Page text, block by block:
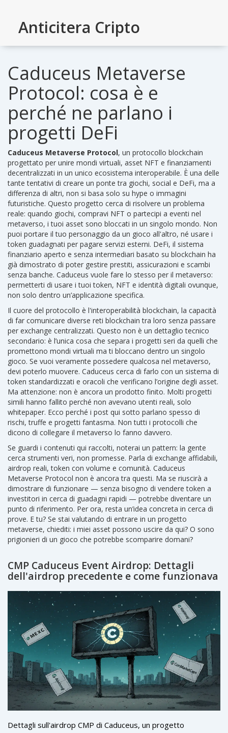
Anticitera Cripto
Caduceus Metaverse
Protocol: cosa è e
perché ne parlano i
progetti DeFi
Caduceus Metaverse Protocol, un protocollo blockchain
progettato per unire mondi virtuali, asset NFT e finanziamenti
decentralizzati in un unico ecosistema interoperabile. È una delle
tante tentativi di creare un ponte tra giochi, social e DeFi, ma a
differenza di altri, non si basa solo su hype o immagini
futuristiche. Questo progetto cerca di risolvere un problema
reale: quando giochi, compravi NFT o partecipi a eventi nel
metaverso, i tuoi asset sono bloccati in un singolo mondo. Non
puoi portare il tuo personaggio da un gioco all'altro, né usare i
token guadagnati per pagare servizi esterni. DeFi, il sistema
finanziario aperto e senza intermediari basato su blockchain ha
già dimostrato di poter gestire prestiti, assicurazioni e scambi
senza banche. Caduceus vuole fare lo stesso per il metaverso:
permetterti di usare i tuoi token, NFT e identità digitali ovunque,
non solo dentro un’applicazione specifica.
Il cuore del protocollo è l'interoperabilità blockchain, la capacità
di far comunicare diverse reti blockchain tra loro senza passare
per exchange centralizzati. Questo non è un dettaglio tecnico
secondario: è l’unica cosa che separa i progetti seri da quelli che
promettono mondi virtuali ma ti bloccano dentro un singolo
gioco. Se vuoi veramente possedere qualcosa nel metaverso,
devi poterlo muovere. Caduceus cerca di farlo con un sistema di
token standardizzati e oracoli che verificano l’origine degli asset.
Ma attenzione: non è ancora un prodotto finito. Molti progetti
simili hanno fallito perché non avevano utenti reali, solo
whitepaper. Ecco perché i post qui sotto parlano spesso di
rischi, truffe e progetti fantasma. Non tutti i protocolli che
dicono di collegare il metaverso lo fanno davvero.
Se guardi i contenuti qui raccolti, noterai un pattern: la gente
cerca strumenti veri, non promesse. Parla di exchange affidabili,
airdrop reali, token con volume e comunità. Caduceus
Metaverse Protocol non è ancora tra questi. Ma se riuscirà a
dimostrare di funzionare — senza bisogno di vendere token a
investitori in cerca di guadagni rapidi — potrebbe diventare un
punto di riferimento. Per ora, resta un’idea concreta in cerca di
prove. E tu? Se stai valutando di entrare in un progetto
metaverse, chiediti: i miei asset possono uscire da qui? O sono
prigionieri di un gioco che potrebbe scomparire domani?
CMP Caduceus Event Airdrop: Dettagli
dell'airdrop precedente e come funzionava
Dettagli sull'airdrop CMP di Caduceus, un progetto